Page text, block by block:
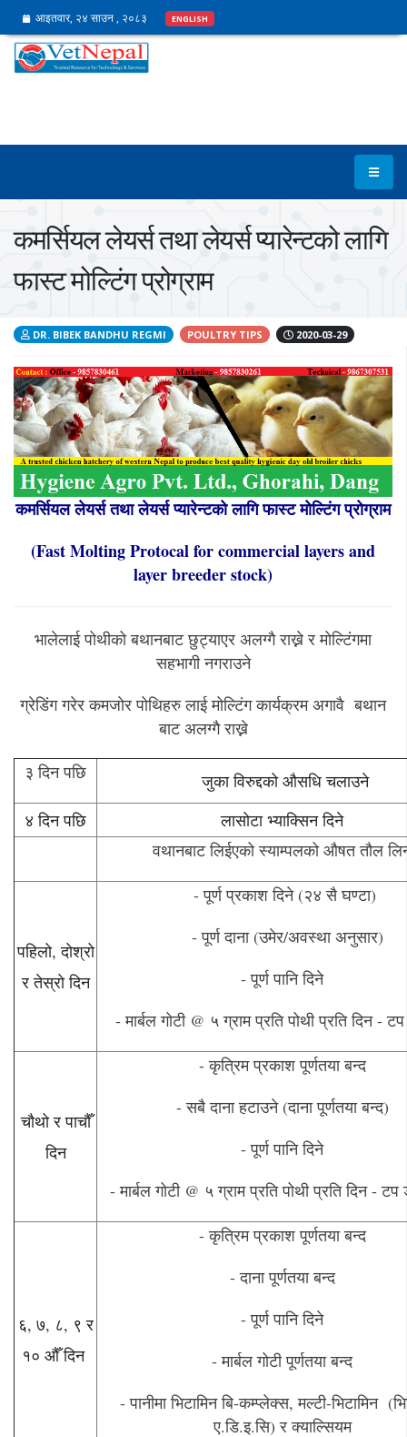
आइतवार, २४ साउन , २०८३ ENGLISH
कमर्सियल लेयर्स तथा लेयर्स प्यारेन्टको लागि
फास्ट मोल्टिंग प्रोग्राम
DR. BIBEK BANDHU REGMI POULTRY TIPS 2020-03-29
कमर्सियललेयर्सतथालेयर्सप्यारेन्टकोलागिफास्टमोल्टिंगप्रोग्राम
(Fast Molting Protocal for commercial layers and
layer breeder stock)
भालेलाई पोथीको बथानबाट छुट्याएर अलग्गै राख्ने र मोल्टिंगमा
सहभागी नगराउने
ग्रेडिंग गरेर कमजोर पोथिहरु लाई मोल्टिंग कार्यक्रम अगावै बथान
बाट अलग्गै राख्ने
३ दिन पछि
जुका विरुद्दको औसधि चलाउने
४ दिन पछि
लासोटा भ्याक्सिन दिने
वथानबाट लिईएको स्याम्पलको औषत तौल
पहिलो, दोश्रो
र तेस्रो दिन
- पूर्ण प्रकाश दिने (२४ सै घण्टा)
- पूर्ण दाना (उमेर/अवस्था अनुसार)
- पूर्ण पानि दिने
- मार्बल गोटी @ ५ ग्राम प्रति पोथी प्रति दिन -
चौथो र पाचौँ
दिन
- कृत्रिम प्रकाश पूर्णतया बन्द
- सबै दाना हटाउने (दाना पूर्णतया बन्द)
- पूर्ण पानि दिने
- मार्बल गोटी @ ५ ग्राम प्रति पोथी प्रति दिन -
६, ७, ८, ९ र
१० औँ दिन
- कृत्रिम प्रकाश पूर्णतया बन्द
- दाना पूर्णतया बन्द
- पूर्ण पानि दिने
- मार्बल गोटी पूर्णतया बन्द
- पानीमा भिटामिन बि-कम्प्लेक्स, मल्टी-भिटामिन
ए.डि.इ.सि) र क्याल्सियम